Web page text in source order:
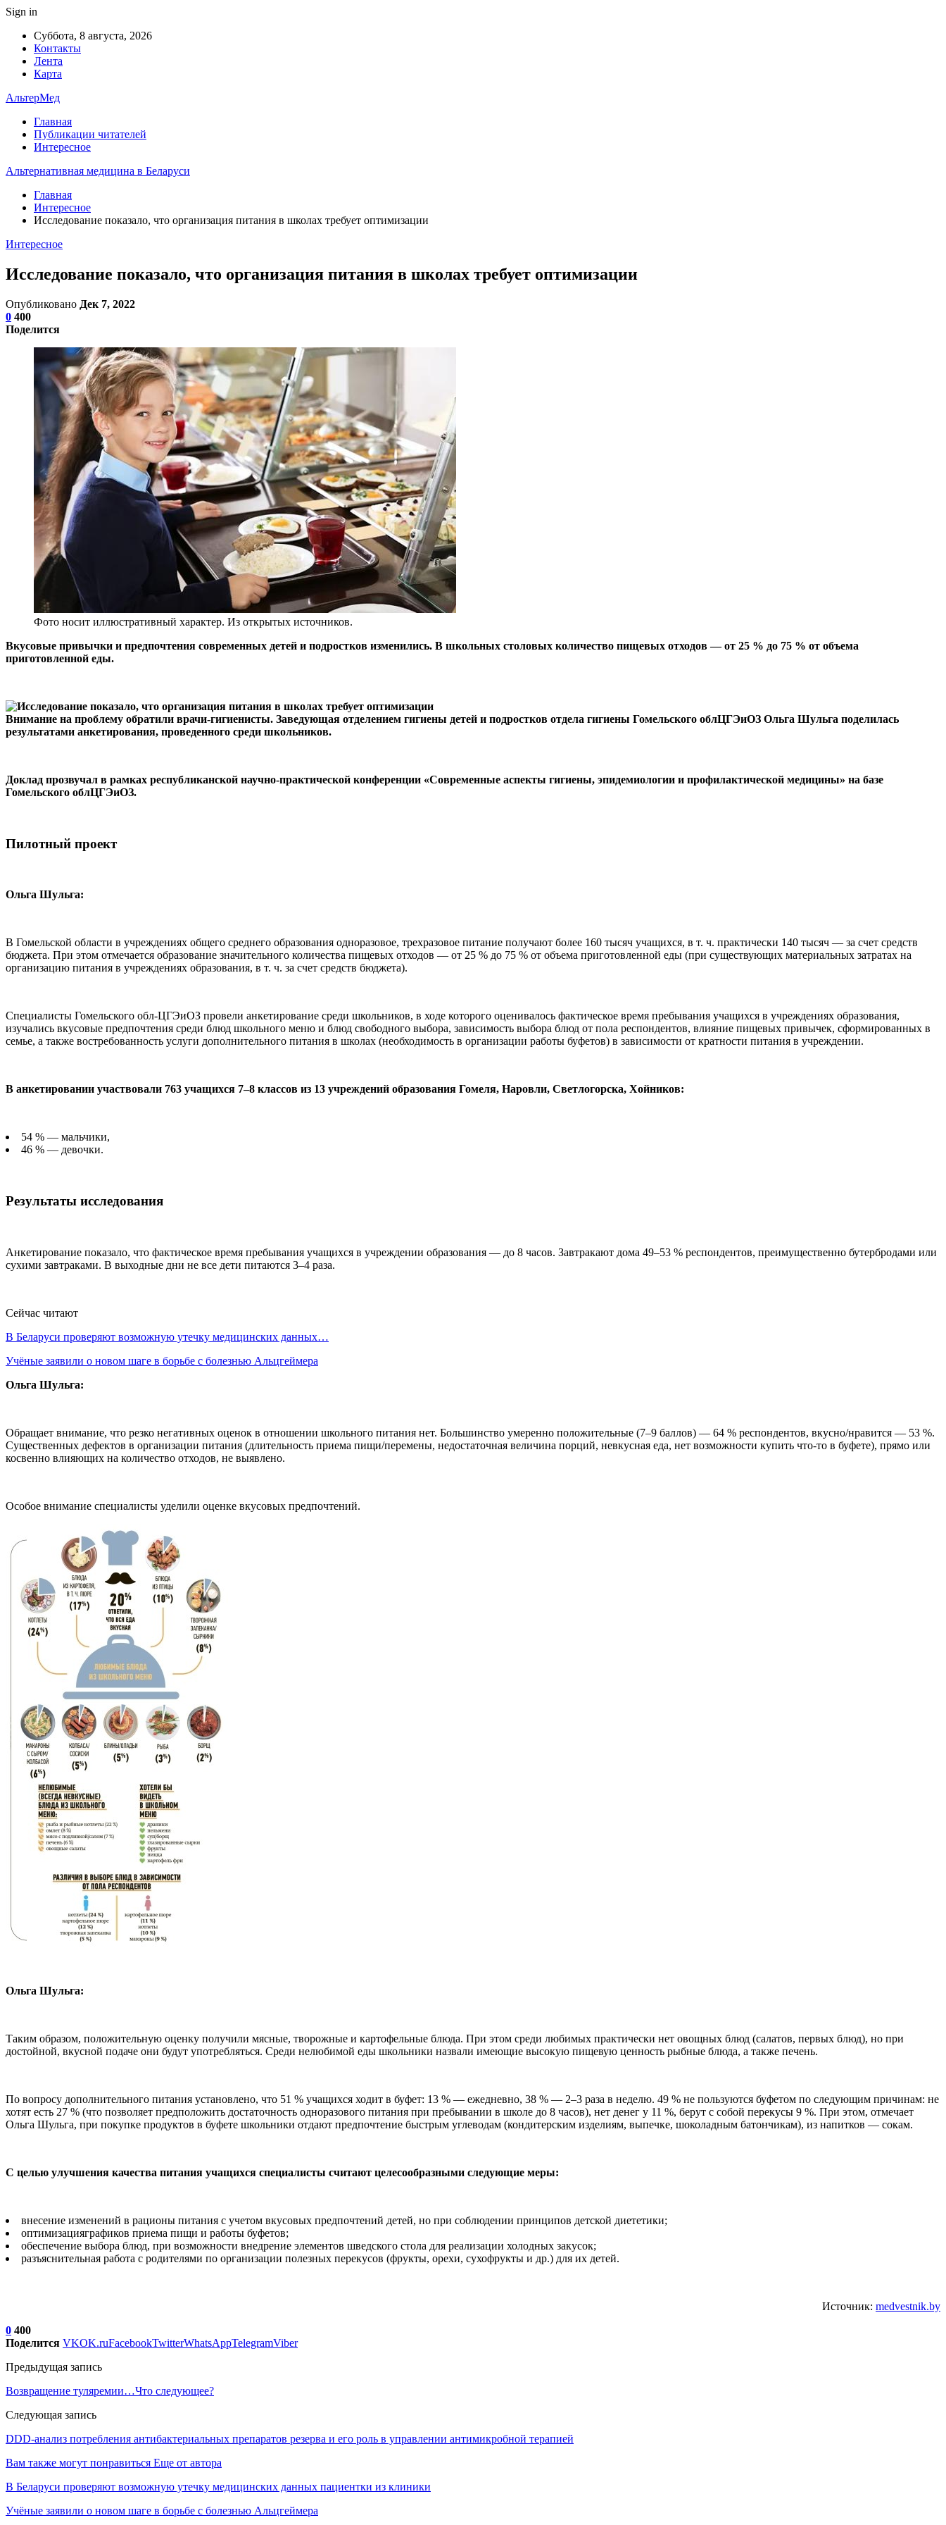
Sign in
Суббота, 8 августа, 2026
Контакты
Лента
Карта
АльтерМед
Главная
Публикации читателей
Интересное
Альтернативная медицина в Беларуси
Главная
Интересное
Исследование показало, что организация питания в школах требует оптимизации
Интересное
Исследование показало, что организация питания в школах требует оптимизации
Опубликовано Дек 7, 2022
0 400
Поделится
Фото носит иллюстративный характер. Из открытых источников.
Вкусовые привычки и предпочтения современных детей и подростков изменились. В школьных столовых количество пищевых отходов — от 25 % до 75 % от объема
приготовленной еды.
Внимание на проблему обратили врачи-гигиенисты. Заведующая отделением гигиены детей и подростков отдела гигиены Гомельского облЦГЭиОЗ Ольга Шульга поделилась
результатами анкетирования, проведенного среди школьников.
Доклад прозвучал в рамках республиканской научно-практической конференции «Современные аспекты гигиены, эпидемиологии и профилактической медицины» на базе
Гомельского облЦГЭиОЗ.
Пилотный проект
Ольга Шульга:
В Гомельской области в учреждениях общего среднего образования одноразовое, трехразовое питание получают более 160 тысяч учащихся, в т. ч. практически 140 тысяч — за счет средств
бюджета. При этом отмечается образование значительного количества пищевых отходов — от 25 % до 75 % от объема приготовленной еды (при существующих материальных затратах на
организацию питания в учреждениях образования, в т. ч. за счет средств бюджета).
Специалисты Гомельского обл-ЦГЭиОЗ провели анкетирование среди школьников, в ходе которого оценивалось фактическое время пребывания учащихся в учреждениях образования,
изучались вкусовые предпочтения среди блюд школьного меню и блюд свободного выбора, зависимость выбора блюд от пола респондентов, влияние пищевых привычек, сформированных в
семье, а также востребованность услуги дополнительного питания в школах (необходимость в организации работы буфетов) в зависимости от кратности питания в учреждении.
В анкетировании участвовали 763 учащихся 7–8 классов из 13 учреждений образования Гомеля, Наровли, Светлогорска, Хойников:
54 % — мальчики,
46 % — девочки.
Результаты исследования
Анкетирование показало, что фактическое время пребывания учащихся в учреждении образования — до 8 часов. Завтракают дома 49–53 % респондентов, преимущественно бутербродами или
сухими завтраками. В выходные дни не все дети питаются 3–4 раза.
Сейчас читают
В Беларуси проверяют возможную утечку медицинских данных…
Учёные заявили о новом шаге в борьбе с болезнью Альцгеймера
Ольга Шульга:
Обращает внимание, что резко негативных оценок в отношении школьного питания нет. Большинство умеренно положительные (7–9 баллов) — 64 % респондентов, вкусно/нравится — 53 %.
Существенных дефектов в организации питания (длительность приема пищи/перемены, недостаточная величина порций, невкусная еда, нет возможности купить что-то в буфете), прямо или
косвенно влияющих на количество отходов, не выявлено.
Особое внимание специалисты уделили оценке вкусовых предпочтений.
Ольга Шульга:
Таким образом, положительную оценку получили мясные, творожные и картофельные блюда. При этом среди любимых практически нет овощных блюд (салатов, первых блюд), но при
достойной, вкусной подаче они будут употребляться. Среди нелюбимой еды школьники назвали имеющие высокую пищевую ценность рыбные блюда, а также печень.
По вопросу дополнительного питания установлено, что 51 % учащихся ходит в буфет: 13 % — ежедневно, 38 % — 2–3 раза в неделю. 49 % не пользуются буфетом по следующим причинам: не
хотят есть 27 % (что позволяет предположить достаточность одноразового питания при пребывании в школе до 8 часов), нет денег у 11 %, берут с собой перекусы 9 %. При этом, отмечает
Ольга Шульга, при покупке продуктов в буфете школьники отдают предпочтение быстрым углеводам (кондитерским изделиям, выпечке, шоколадным батончикам), из напитков — сокам.
С целью улучшения качества питания учащихся специалисты считают целесообразными следующие меры:
внесение изменений в рационы питания с учетом вкусовых предпочтений детей, но при соблюдении принципов детской диететики;
оптимизацияграфиков приема пищи и работы буфетов;
обеспечение выбора блюд, при возможности внедрение элементов шведского стола для реализации холодных закусок;
разъяснительная работа с родителями по организации полезных перекусов (фрукты, орехи, сухофрукты и др.) для их детей.
Источник: medvestnik.by
0 400
Поделится VKOK.ruFacebookTwitterWhatsAppTelegramViber
Предыдущая запись
Возвращение туляремии…Что следующее?
Следующая запись
DDD-анализ потребления антибактериальных препаратов резерва и его роль в управлении антимикробной терапией
Вам также могут понравиться Еще от автора
В Беларуси проверяют возможную утечку медицинских данных пациентки из клиники
Учёные заявили о новом шаге в борьбе с болезнью Альцгеймера